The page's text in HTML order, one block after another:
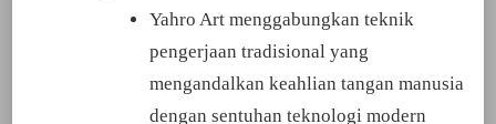
Yahro Art menggabungkan teknik
pengerjaan tradisional yang
mengandalkan keahlian tangan manusia
dengan sentuhan teknologi modern